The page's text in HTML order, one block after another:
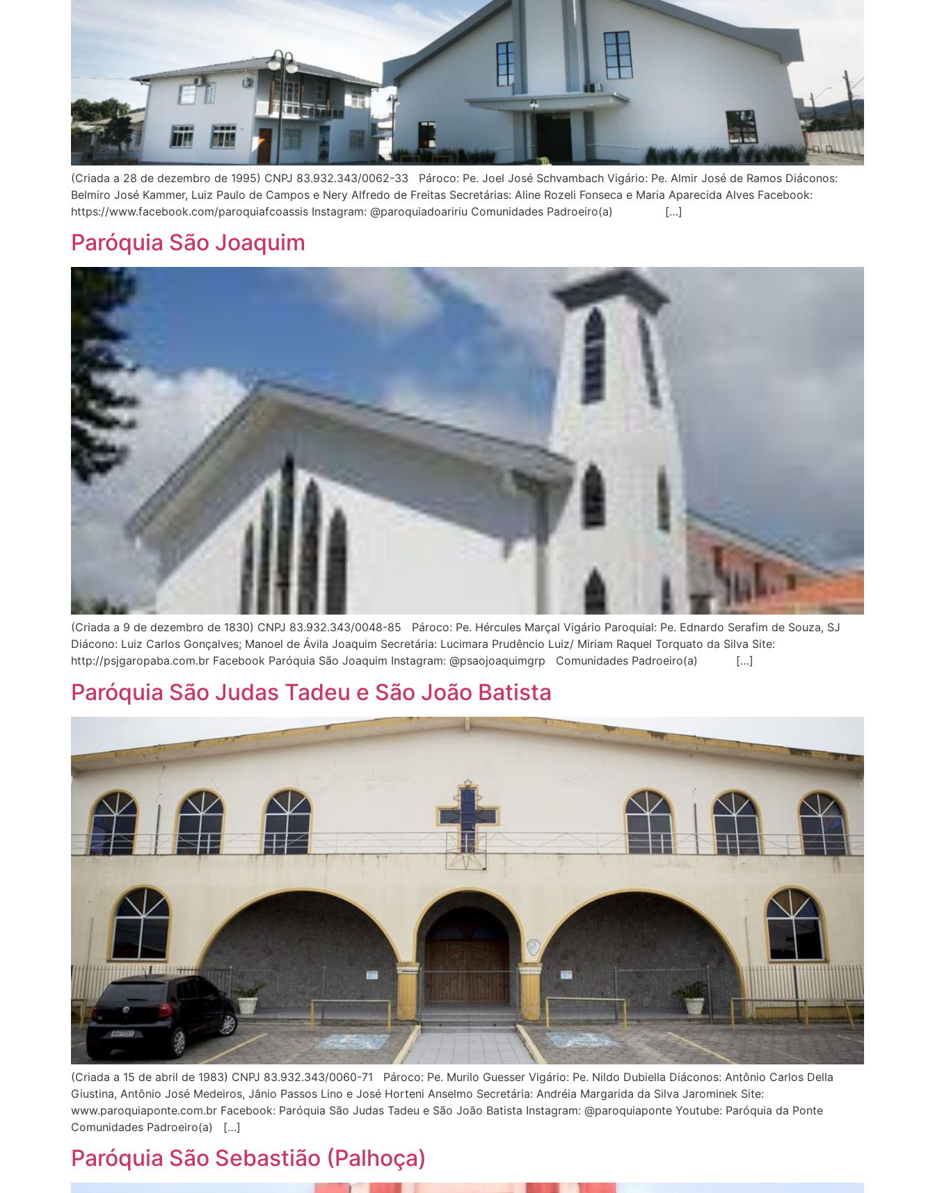
(Criada a 28 de dezembro de 1995) CNPJ 83.932.343/0062-33 Pároco: Pe. Joel José Schvambach Vigário: Pe. Almir José de Ramos Diáconos:
Belmiro José Kammer, Luiz Paulo de Campos e Nery Alfredo de Freitas Secretárias: Aline Rozeli Fonseca e Maria Aparecida Alves Facebook:
https://www.facebook.com/paroquiafcoassis Instagram: @paroquiadoaririu Comunidades Padroeiro(a) […]
Paróquia São Joaquim
(Criada a 9 de dezembro de 1830) CNPJ 83.932.343/0048-85 Pároco: Pe. Hércules Marçal Vigário Paroquial: Pe. Ednardo Serafim de Souza, SJ
Diácono: Luiz Carlos Gonçalves; Manoel de Ávila Joaquim Secretária: Lucimara Prudêncio Luiz/ Miriam Raquel Torquato da Silva Site:
http://psjgaropaba.com.br Facebook Paróquia São Joaquim Instagram: @psaojoaquimgrp Comunidades Padroeiro(a) […]
Paróquia São Judas Tadeu e São João Batista
(Criada a 15 de abril de 1983) CNPJ 83.932.343/0060-71 Pároco: Pe. Murilo Guesser Vigário: Pe. Nildo Dubiella Diáconos: Antônio Carlos Della
Giustina, Antônio José Medeiros, Jânio Passos Lino e José Horteni Anselmo Secretária: Andréia Margarida da Silva Jarominek Site:
www.paroquiaponte.com.br Facebook: Paróquia São Judas Tadeu e São João Batista Instagram: @paroquiaponte Youtube: Paróquia da Ponte
Comunidades Padroeiro(a) […]
Paróquia São Sebastião (Palhoça)